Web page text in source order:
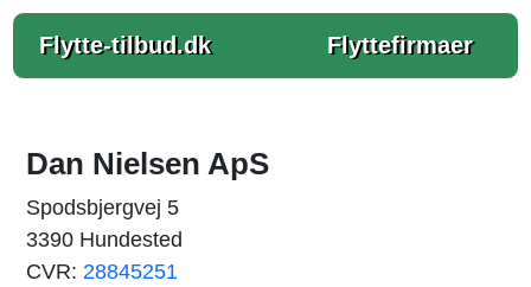
Flytte-tilbud.dk Flyttefirmaer
Dan Nielsen ApS
Spodsbjergvej 5
3390 Hundested
CVR: 28845251